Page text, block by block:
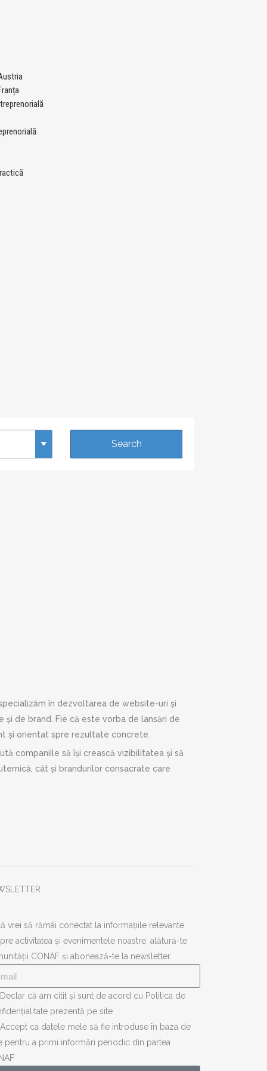
în dezvoltarea de website-uri și
de brand. Fie că este vorba de lansări de
și orientat spre rezultate concrete.
companiile să își crească vizibilitatea și să
cât și brandurilor consacrate care
vrei să rămâi conectat la informațiile relevante
activitatea și evenimentele noastre, alătură-te
CONAF și abonează-te la newsletter.
Declar că am citit și sunt de acord cu Politica de
prezentă pe site
Accept ca datele mele să fie introduse în baza de
pentru a primi informări periodic din partea